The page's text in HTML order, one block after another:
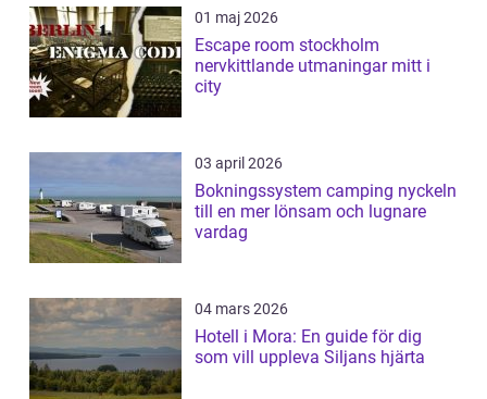
01 maj 2026
Escape room stockholm
nervkittlande utmaningar mitt i
city
03 april 2026
Bokningssystem camping nyckeln
till en mer lönsam och lugnare
vardag
04 mars 2026
Hotell i Mora: En guide för dig
som vill uppleva Siljans hjärta